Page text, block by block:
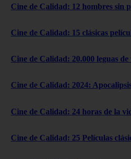
Cine de Calidad: 12 hombres sin
Cine de Calidad: 15 clásicas
Cine de Calidad: 20.000 leguas
Cine de Calidad: 2024:
Cine de Calidad: 24 horas de la
Cine de Calidad: 25 Películas